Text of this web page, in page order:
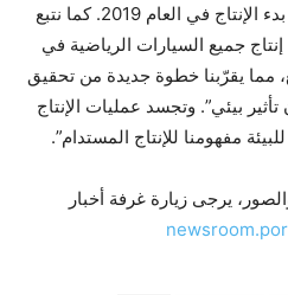
تماماً من انبعاثات الكربون منذ بدء الإنتاج في العام 2019‏. كما نتبع
جميع السيارات الرياضية في
مما يقرّبنا خطوة جديدة من تحقيق
بيئي”. وتجسد عمليات الإنتاج
مفهومنا للإنتاج المستدام”‏.
يرجى زيارة غرفة أخبار